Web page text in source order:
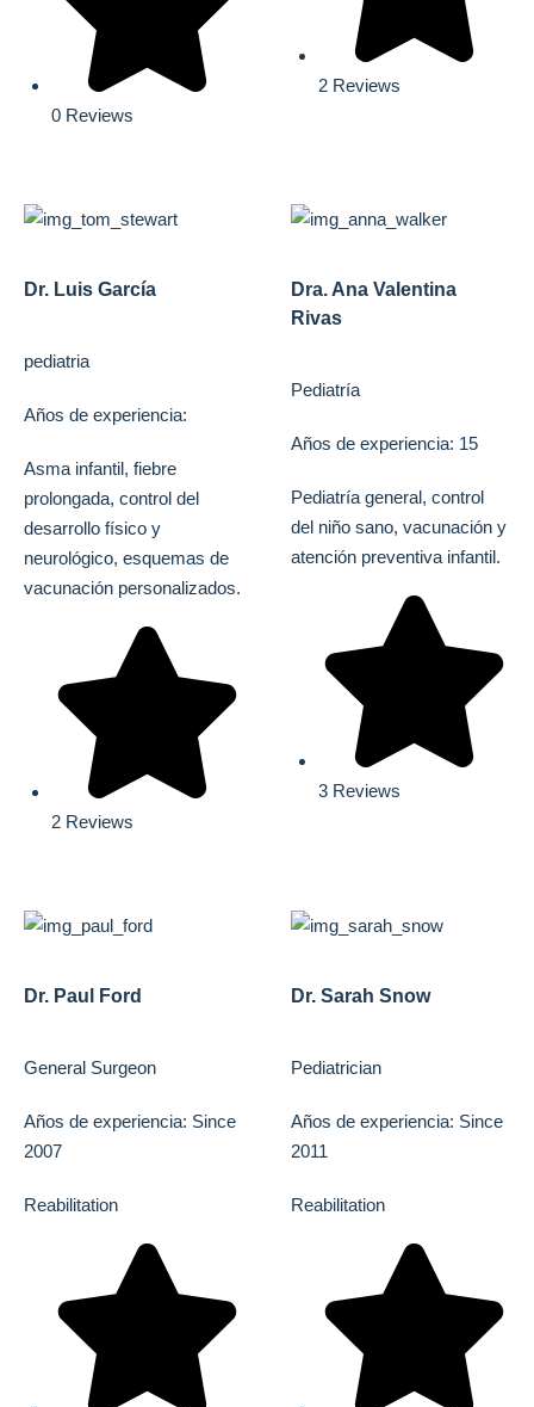
0 Reviews
2 Reviews
Dr. Luis García
pediatria
Años de experiencia:
Asma infantil, fiebre
prolongada, control del
desarrollo físico y
neurológico, esquemas de
vacunación personalizados.
2 Reviews
Dra. Ana Valentina
Rivas
Pediatría
Años de experiencia: 15
Pediatría general, control
del niño sano, vacunación y
atención preventiva infantil.
3 Reviews
Dr. Paul Ford
General Surgeon
Años de experiencia: Since
2007
Reabilitation
Dr. Sarah Snow
Pediatrician
Años de experiencia: Since
2011
Reabilitation